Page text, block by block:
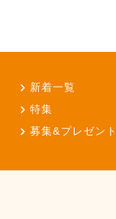
新着一覧
特集
募集&プレゼント